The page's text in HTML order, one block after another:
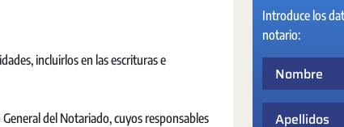
incluirlos en las escrituras e
del Notariado, cuyos responsables
Introduce los
notario: